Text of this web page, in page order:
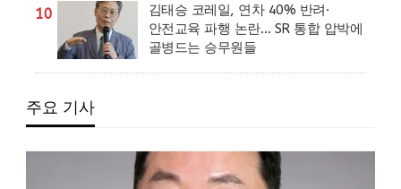
10
김태승 코레일, 연차 40% 반려·
안전교육 파행 논란… SR 통합 압박에
골병드는 승무원들
주요 기사